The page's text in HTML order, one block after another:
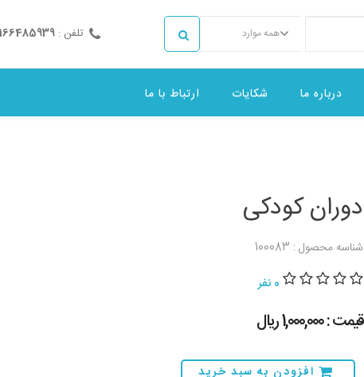
همه موارد تلفن :
درباره ما شکایات ارتباط با ما
دوران کودکی
شناسه محصول : 100083
0 نفر
قیمت : 1,000,000 ريال
افزودن به سبد خرید